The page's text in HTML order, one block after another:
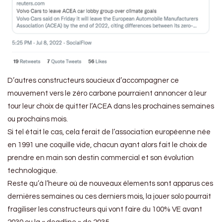
D’autres constructeurs soucieux d’accompagner ce
mouvement vers le zéro carbone pourraient annoncer à leur
tour leur choix de quitter l’ACEA dans les prochaines semaines
ou prochains mois.
Si tel était le cas, cela ferait de l’association européenne née
en 1991 une coquille vide, chacun ayant alors fait le choix de
prendre en main son destin commercial et son évolution
technologique.
Reste qu’à l’heure où de nouveaux élements sont apparus ces
dernières semaines ou ces derniers mois, la jouer solo pourrait
fragiliser les constructeurs qui vont faire du 100% VE avant